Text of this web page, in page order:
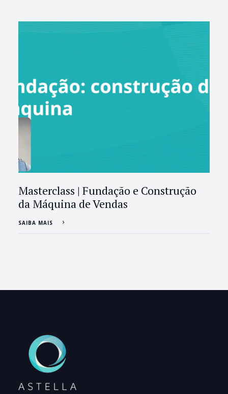
Masterclass | Fundação e Construção
da Máquina de Vendas
SAIBA MAIS